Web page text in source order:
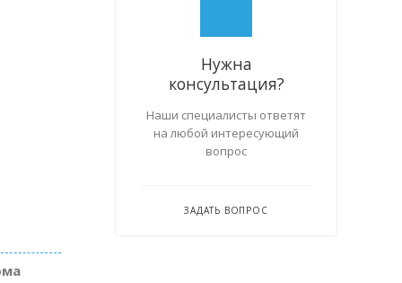
Нужна
консультация?
Наши специалисты ответят
на любой интересующий
вопрос
ЗАДАТЬ ВОПРОС